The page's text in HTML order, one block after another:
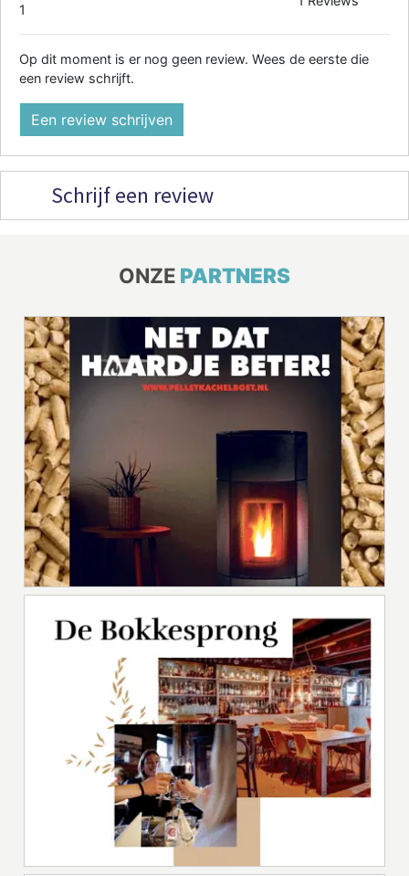
1
Op dit moment is er nog geen review. Wees de eerste die
een review schrijft.
Een review schrijven
Schrijf een review
ONZE PARTNERS